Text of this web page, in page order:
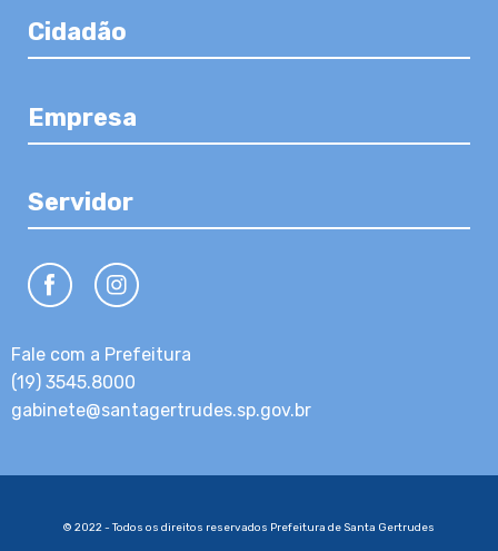
Cidadão
Empresa
Servidor
Fale com a Prefeitura
(19) 3545.8000
gabinete@santagertrudes.sp.gov.br
© 2022 - Todos os direitos reservados Prefeitura de Santa Gertrudes